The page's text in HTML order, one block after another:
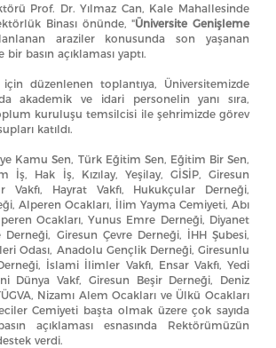
Prof. Dr. Yılmaz Can, Kale Mahallesinde
Binası önünde, "Üniversite Genişleme
araziler konusunda son yaşanan
basın açıklaması yaptı.
için düzenlenen toplantıya, Üniversitemizde
akademik ve idari personelin yanı sıra,
kuruluşu temsilcisi ile şehrimizde görev
katıldı.
Kamu Sen, Türk Eğitim Sen, Eğitim Bir Sen,
İş, Hak İş, Kızılay, Yeşilay, GİSİP, Giresun
Hayrat Vakfı, Hukukçular Derneği,
Alperen Ocakları, İlim Yayma Cemiyeti, Abı
Ocakları, Yunus Emre Derneği, Diyanet
Giresun Çevre Derneği, İHH Şubesi,
Odası, Anadolu Gençlik Derneği, Giresunlu
İslami İlimler Vakfı, Ensar Vakfı, Yedi
Dünya Vakf, Giresun Beşir Derneği, Deniz
Nizamı Alem Ocakları ve Ülkü Ocakları
Cemiyeti başta olmak üzere çok sayıda
açıklaması esnasında Rektörümüzün
verdi.